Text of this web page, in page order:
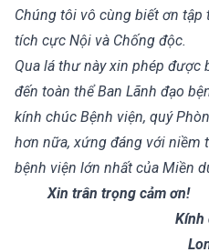
Chúng tôi vô cùng biết ơn tập
tích cực Nội và Chống độc.
Qua lá thư này xin phép được
đến toàn thể Ban Lãnh đạo
kính chúc Bệnh viện, quý
hơn nữa, xứng đáng với niềm
bệnh viện lớn nhất của Miền
Xin trân trọng cảm ơn!
Kính